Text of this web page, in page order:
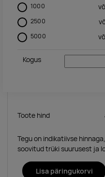
1000
2500
5000
Kogus
Toote hind
Tegu on indikatiivse
soovitud trüki suurusest ja
Lisa päringukorvi